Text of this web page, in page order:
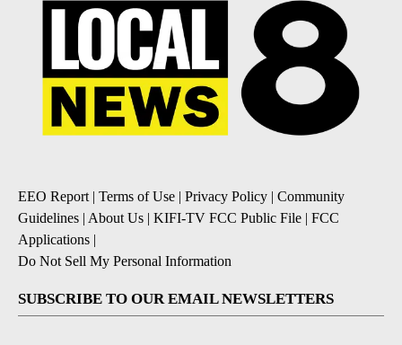
EEO Report| Terms of Use | Privacy Policy | Community
Guidelines | About Us | KIFI-TV FCC Public File | FCC
Applications |
Do Not Sell My Personal Information
SUBSCRIBE TO OUR EMAIL NEWSLETTERS